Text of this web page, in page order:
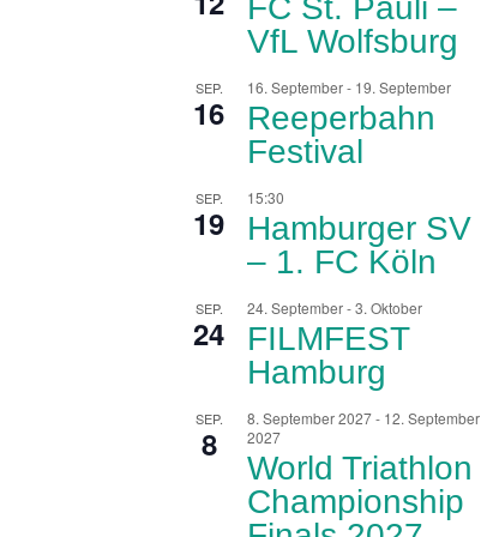
FC St. Pauli –
VfL Wolfsburg
SEP.
16
16. September- 19. September
Reeperbahn
Festival
SEP.
19
15:30
Hamburger SV
– 1. FC Köln
SEP.
24
24. September-3. Oktober
FILMFEST
Hamburg
SEP.
8
8. September 2027- 12. September
2027
World Triathlon
Championship